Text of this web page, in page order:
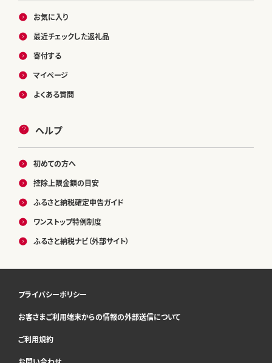
お気に入り
最近チェックした返礼品
寄付する
マイページ
よくある質問
ヘルプ
初めての方へ
控除上限金額の目安
ふるさと納税確定申告ガイド
ワンストップ特例制度
ふるさと納税ナビ（外部サイト）
プライバシーポリシー
お客さまご利用端末からの情報の外部送信について
ご利用規約